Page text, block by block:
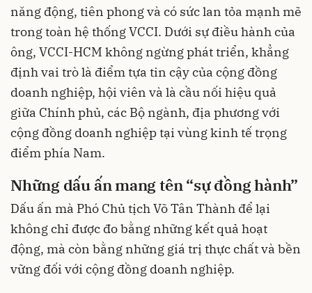
năng động, tiên phong và có sức lan tỏa mạnh mẽ
trong toàn hệ thống VCCI. Dưới sự điều hành của
ông, VCCI-HCM không ngừng phát triển, khẳng
định vai trò là điểm tựa tin cậy của cộng đồng
doanh nghiệp, hội viên và là cầu nối hiệu quả
giữa Chính phủ, các Bộ ngành, địa phương với
cộng đồng doanh nghiệp tại vùng kinh tế trọng
điểm phía Nam.
Những dấu ấn mang tên “sự đồng hành”
Dấu ấn mà Phó Chủ tịch Võ Tân Thành để lại
không chỉ được đo bằng những kết quả hoạt
động, mà còn bằng những giá trị thực chất và bền
vững đối với cộng đồng doanh nghiệp.